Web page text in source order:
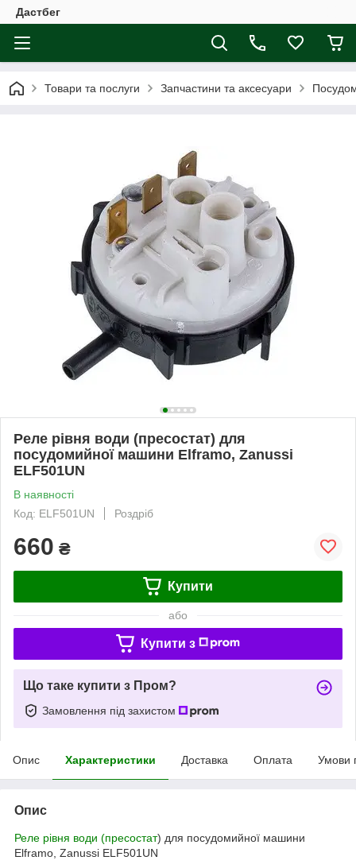
Дастбег
Товари та послуги Запчастини та аксесуари
Реле рівня води (пресостат) для
посудомийної машини Elframo, Zanussi
ELF501UN
В наявності
Код: ELF501UN
Роздріб
660 ₴
Купити
або
Купити з
Що таке купити з Пром?
Замовлення під захистом
Опис Характеристики Доставка Оплата Умови
Опис
Реле рівня води (пресостат) для посудомийної машини
Elframo, Zanussi ELF501UN